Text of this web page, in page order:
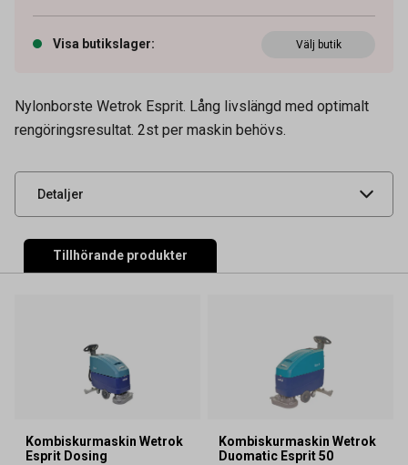
Visa butikslager: Välj butik
Nylonborste Wetrok Esprit. Lång livslängd med optimalt
rengöringsresultat. 2st per maskin behövs.
Detaljer
Tidigare artikelnummer 271-51245
Leverantörens
UNSPSC 47121602
Tillhörande produkter
Kombiskurmaskin Wetrok
Esprit Dosing
Kombiskurmaskin Wetrok
Duomatic Esprit 50